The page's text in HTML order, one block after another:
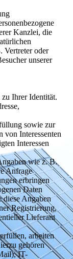
Kanzlei, die
Vertreter oder
unserer
zu Ihrer Identität.
sowie zur
von Interessenten
Interessen
wie z. B.
Anfrage
erbringen
Daten
diese Angaben
Registrierung,
Lieferant
arbeiten
gehören
IT-